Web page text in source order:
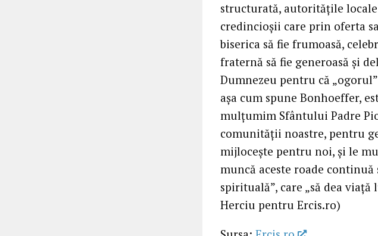
structurată, autoritățile
credincioșii care prin oferta
biserica să fie frumoasă,
fraternă să fie generoasă și
Dumnezeu pentru că
așa cum spune Bonhoeffer,
mulțumim Sfântului Padre
comunității noastre, pentru
mijlocește pentru noi, și le
muncă aceste roade
spirituală”, care „să dea
Herciu pentru Ercis.ro)